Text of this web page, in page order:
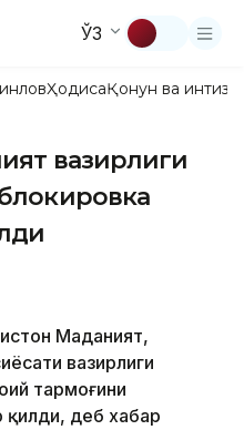
ЎЗ
ҲодисаҚонун ва
вазирлиги
Маданият,
вазирлиги
тармоғини
қилди, деб хабар